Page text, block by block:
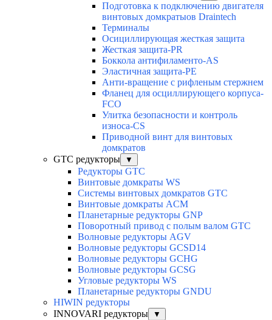
Подготовка к подключению двигателя
винтовых домкратыов Draintech
Терминалы
Осициллирующая жесткая защита
Жесткая защита-PR
Боккола антифиламенто-AS
Эластичная защита-PE
Анти-вращение с рифленым стержнем
Фланец для осциллирующего корпуса-
FCO
Улитка безопасности и контроль
износа-CS
Приводной винт для винтовых
домкратов
GTC редукторы
▼
Редукторы GTC
Винтовые домкраты WS
Системы винтовых домкратов GTC
Винтовые домкраты ACM
Планетарные редукторы GNP
Поворотный привод с полым валом GTC
Волновые редукторы AGV
Волновые редукторы GCSD14
Волновые редукторы GCHG
Волновые редукторы GCSG
Угловые редукторы WS
Планетарные редукторы GNDU
HIWIN редукторы
INNOVARI редукторы
▼